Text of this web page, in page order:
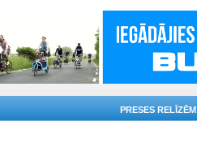
PRESES RELĪZĒM